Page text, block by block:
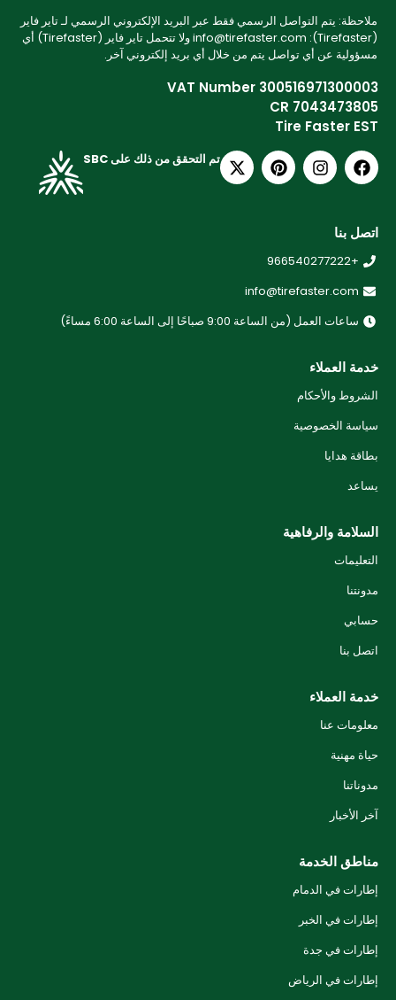
ملاحظة: يتم التواصل الرسمي فقط عبر البريد الإلكتروني الرسمي لـ تاير فاير
(Tirefaster): info@tirefaster.com ولا تتحمل تاير فاير (Tirefaster) أي
مسؤولية عن أي تواصل يتم من خلال أي بريد إلكتروني آخر.
VAT Number 300516971300003
CR 7043473805
Tire Faster EST
تم التحقق من ذلك على SBC
اتصل بنا
+966540277222
info@tirefaster.com
ساعات العمل (من الساعة 9:00 صباحًا إلى الساعة 6:00 مساءً)
خدمة العملاء
الشروط والأحكام
سياسة الخصوصية
بطاقة هدايا
يساعد
السلامة والرفاهية
التعليمات
مدونتنا
حسابي
اتصل بنا
خدمة العملاء
معلومات عنا
حياة مهنية
مدوناتنا
آخر الأخبار
مناطق الخدمة
إطارات في الدمام
إطارات في الخبر
إطارات في جدة
إطارات في الرياض